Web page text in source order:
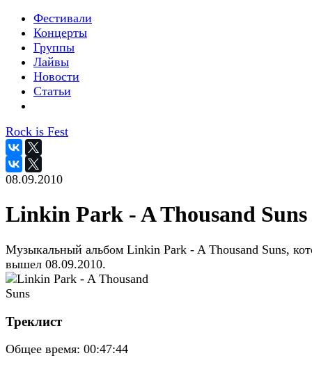
Фестивали
Концерты
Группы
Лайвы
Новости
Статьи
Rock is Fest
08.09.2010
Linkin Park - A Thousand Suns
Музыкальный альбом Linkin Park - A Thousand Suns,
вышел 08.09.2010.
Треклист
Общее время: 00:47:44